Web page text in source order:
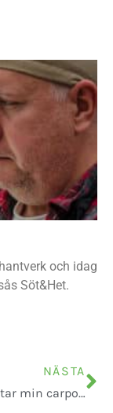
och idag
Söt&Het.
NÄSTA
Hönsen hotar min carport